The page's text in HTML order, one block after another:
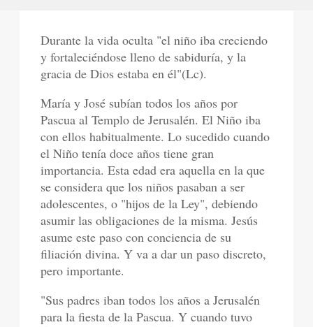
Durante la vida oculta "el niño iba creciendo
y fortaleciéndose lleno de sabiduría, y la
gracia de Dios estaba en él"(Lc).
María y José subían todos los años por
Pascua al Templo de Jerusalén. El Niño iba
con ellos habitualmente. Lo sucedido cuando
el Niño tenía doce años tiene gran
importancia. Esta edad era aquella en la que
se considera que los niños pasaban a ser
adolescentes, o "hijos de la Ley", debiendo
asumir las obligaciones de la misma. Jesús
asume este paso con conciencia de su
filiación divina. Y va a dar un paso discreto,
pero importante.
"Sus padres iban todos los años a Jerusalén
para la fiesta de la Pascua. Y cuando tuvo